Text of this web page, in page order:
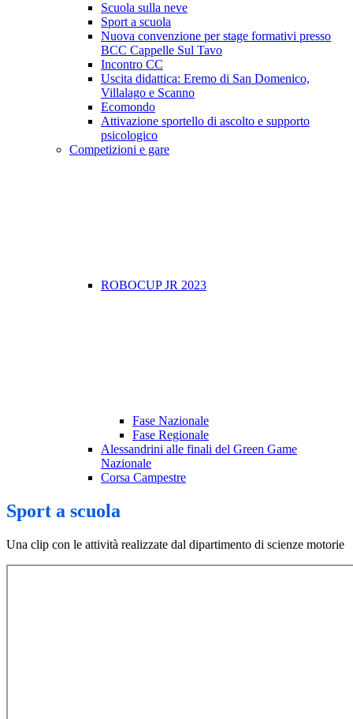
Scuola sulla neve
Sport a scuola
Nuova convenzione per stage formativi presso
BCC Cappelle Sul Tavo
Incontro CC
Uscita didattica: Eremo di San Domenico,
Villalago e Scanno
Ecomondo
Attivazione sportello di ascolto e supporto
psicologico
Competizioni e gare
ROBOCUP JR 2023
Fase Nazionale
Fase Regionale
Alessandrini alle finali del Green Game
Nazionale
Corsa Campestre
Sport a scuola
Una clip con le attività realizzate dal dipartimento di scienze motorie